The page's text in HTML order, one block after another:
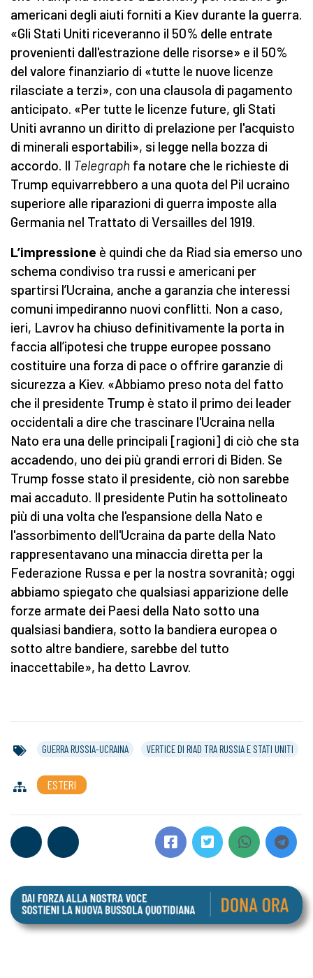
americani degli aiuti forniti a Kiev durante la guerra.
«Gli Stati Uniti riceveranno il 50% delle entrate
provenienti dall'estrazione delle risorse» e il 50%
del valore finanziario di «tutte le nuove licenze
rilasciate a terzi», con una clausola di pagamento
anticipato. «Per tutte le licenze future, gli Stati
Uniti avranno un diritto di prelazione per l'acquisto
di minerali esportabili», si legge nella bozza di
accordo. Il Telegraph fa notare che le richieste di
Trump equivarrebbero a una quota del Pil ucraino
superiore alle riparazioni di guerra imposte alla
Germania nel Trattato di Versailles del 1919.
L’impressione è quindi che da Riad sia emerso uno
schema condiviso tra russi e americani per
spartirsi l’Ucraina, anche a garanzia che interessi
comuni impediranno nuovi conflitti. Non a caso,
ieri, Lavrov ha chiuso definitivamente la porta in
faccia all’ipotesi che truppe europee possano
costituire una forza di pace o offrire garanzie di
sicurezza a Kiev. «Abbiamo preso nota del fatto
che il presidente Trump è stato il primo dei leader
occidentali a dire che trascinare l'Ucraina nella
Nato era una delle principali [ragioni] di ciò che sta
accadendo, uno dei più grandi errori di Biden. Se
Trump fosse stato il presidente, ciò non sarebbe
mai accaduto. Il presidente Putin ha sottolineato
più di una volta che l'espansione della Nato e
l'assorbimento dell'Ucraina da parte della Nato
rappresentavano una minaccia diretta per la
Federazione Russa e per la nostra sovranità; oggi
abbiamo spiegato che qualsiasi apparizione delle
forze armate dei Paesi della Nato sotto una
qualsiasi bandiera, sotto la bandiera europea o
sotto altre bandiere, sarebbe del tutto
inaccettabile», ha detto Lavrov.
GUERRA RUSSIA-UCRAINA VERTICE DI RIAD TRA RUSSIA E STATI UNITI
ESTERI